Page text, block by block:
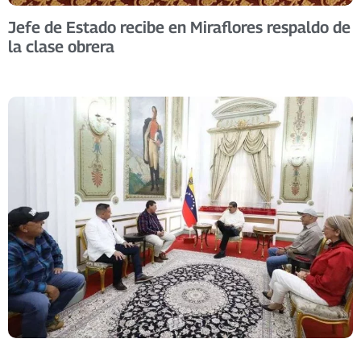
Jefe de Estado recibe en Miraflores respaldo de
la clase obrera